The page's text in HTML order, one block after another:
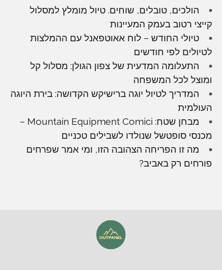
הולכים, טובלים, שוחים. טיול מומלץ למסלול
קייצי רטוב בעמק המעיינות
טיולי החודש – לוח אאוטפאנל עם ההמלצות
לטיולים לפי חודשים
התעלומה המדעית של צפון הגולן: מסלול קל
ומוצל לכל המשפחה
המדריך לטיול יוגה ברישיקש הקדושה: בירת היוגה
העולמית
מבחן שטח: Mountain Equipment Comici –
מכנסי סופטשל שנולדו לשבילים טכניים
מה זו הפריחה הצהובה הזו, ומי אמר שפרחים
פורחים רק באביב?